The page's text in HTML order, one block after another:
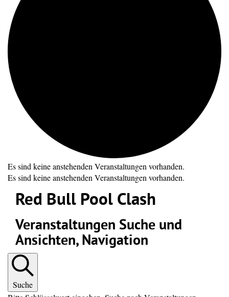
Es sind keine anstehenden Veranstaltungen vorhanden.
Es sind keine anstehenden Veranstaltungen vorhanden.
Red Bull Pool Clash
Veranstaltungen Suche und
Ansichten, Navigation
Suche